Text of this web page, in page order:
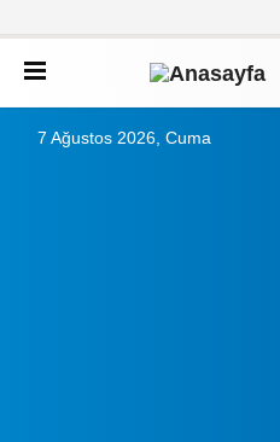
7 Ağustos 2026, Cuma